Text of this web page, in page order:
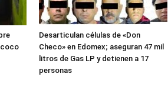
Desarticulan células de «Don
Checo» en Edomex; aseguran 47 mil
litros de Gas LP y detienen a 17
personas